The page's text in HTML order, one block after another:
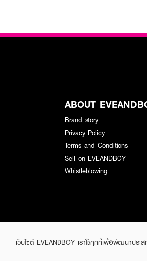
เว็บไซต์ EVEANDBOY เราใช้คุกกี้เพื่อพัฒนาปร
ABOUT
Brand story
Privacy Policy
Terms and Conditions
Sell on EVEANDBOY
Whistleblowing